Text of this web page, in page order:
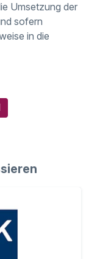
Umsetzung der
sofern
in die